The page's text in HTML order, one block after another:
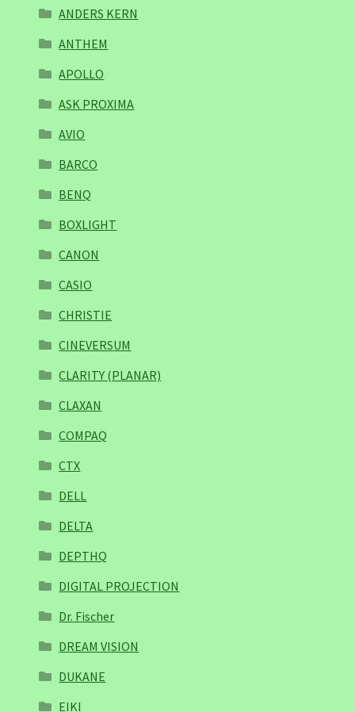
ANDERS KERN
ANTHEM
APOLLO
ASK PROXIMA
AVIO
BARCO
BENQ
BOXLIGHT
CANON
CASIO
CHRISTIE
CINEVERSUM
CLARITY (PLANAR)
CLAXAN
COMPAQ
CTX
DELL
DELTA
DEPTHQ
DIGITAL PROJECTION
Dr. Fischer
DREAM VISION
DUKANE
EIKI